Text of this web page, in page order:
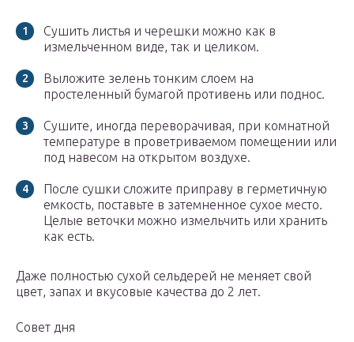
Сушить листья и черешки можно как в
измельченном виде, так и целиком.
Выложите зелень тонким слоем на
простеленный бумагой противень или поднос.
Сушите, иногда переворачивая, при комнатной
температуре в проветриваемом помещении или
под навесом на открытом воздухе.
После сушки сложите приправу в герметичную
емкость, поставьте в затемненное сухое место.
Целые веточки можно измельчить или хранить
как есть.
Даже полностью сухой сельдерей не меняет свой
цвет, запах и вкусовые качества до 2 лет.
Совет дня